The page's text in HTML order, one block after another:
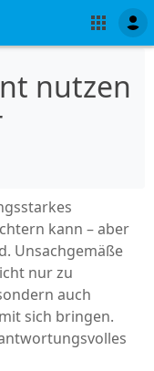
nutzen
kann – aber
Unsachgemäße
nur zu
auch
sich bringen.